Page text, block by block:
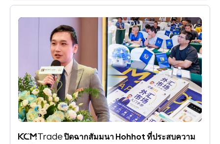
ปิดฉากสัมมนา Hohhot ที่ประสบความ